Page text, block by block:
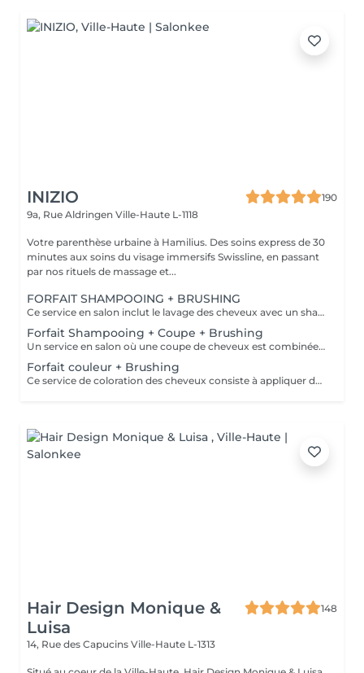
INIZIO
190
9a, Rue Aldringen Ville-Haute L-1118
Votre parenthèse urbaine à Hamilius. Des soins express de 30
minutes aux soins du visage immersifs Swissline, en passant
par nos rituels de massage et...
FORFAIT SHAMPOOING + BRUSHING
Ce service en salon inclut le lavage des cheveux avec un shampoing et un après-shampoing pour nettoyer et nourrir, suivi d'un brushing professionnel réalisé avec un sèche-cheveux et des brosses pour coiffer les cheveux. Le brushing crée une finition lisse, brillante et volumineuse, adaptée au look désiré, que ce soit lisse, ondulé ou bouclé. Cheveux courts : jusqu'à la nuque Cheveux mi-longs : jusqu'aux épaules Cheveux longs : en dessous des épaules Cheveux très longs : jusqu'au milieu du dos
Forfait Shampooing + Coupe + Brushing
Un service en salon où une coupe de cheveux est combinée avec un brushing professionnel. Cela inclut la coupe des cheveux selon la forme et la longueur désirées, suivie du séchage et du coiffage à l'aide d'un sèche-cheveux et d'une brosse pour obtenir une finition lisse et soignée. Cheveux courts : jusqu'à la nuque Cheveux mi-longs : jusqu'aux épaules Cheveux longs : en dessous des épaules Cheveux très longs : jusqu'au milieu du dos
Forfait couleur + Brushing
Ce service de coloration des cheveux consiste à appliquer des produits colorants professionnels de la marque reconnue Davines pour changer, sublimer ou rafraîchir la couleur des cheveux, assurant des résultats éclatants et durables. Davines propose des produits de coloration avec et sans ammoniaque. Veuillez choisir parmi les options suivantes. Note : si vous souhaitez compléter votre look par une coupe de cheveux, veuillez sélectionner l'option de service séparée "Coupe femme (en supplément de la coloration/mèches)" dans notre menu de services.
Hair Design Monique &
Luisa
148
14, Rue des Capucins Ville-Haute L-1313